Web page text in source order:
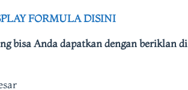
FORMULA DISINI
bisa Anda dapatkan dengan beriklan di